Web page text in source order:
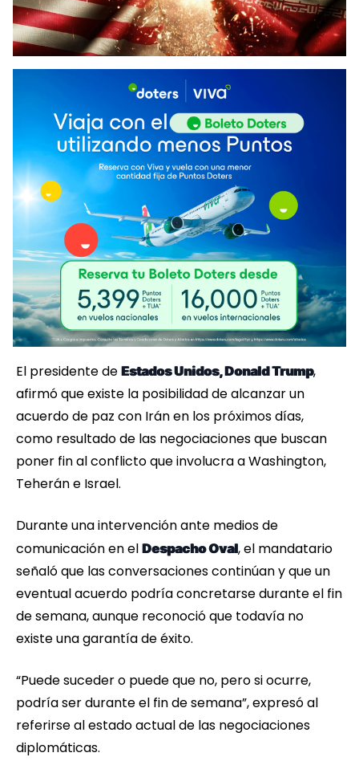
El presidente de Estados Unidos, Donald Trump,
afirmó que existe la posibilidad de alcanzar un
acuerdo de paz con Irán en los próximos días,
como resultado de las negociaciones que buscan
poner fin al conflicto que involucra a Washington,
Teherán e Israel.
Durante una intervención ante medios de
comunicación en el Despacho Oval, el mandatario
señaló que las conversaciones continúan y que un
eventual acuerdo podría concretarse durante el fin
de semana, aunque reconoció que todavía no
existe una garantía de éxito.
“Puede suceder o puede que no, pero si ocurre,
podría ser durante el fin de semana”, expresó al
referirse al estado actual de las negociaciones
diplomáticas.